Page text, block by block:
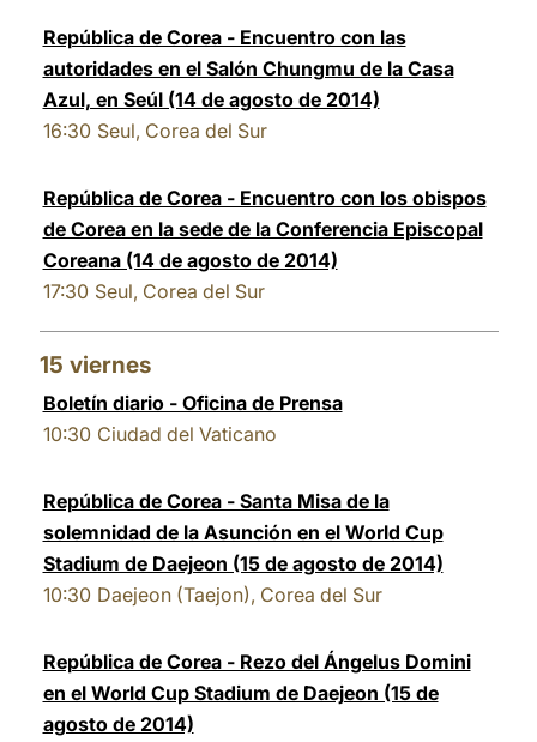
República de Corea - Encuentro con las
autoridades en el Salón Chungmu de la Casa
Azul, en Seúl (14 de agosto de 2014)
16:30 Seul, Corea del Sur
República de Corea - Encuentro con los obispos
de Corea en la sede de la Conferencia Episcopal
Coreana (14 de agosto de 2014)
17:30 Seul, Corea del Sur
15 viernes
Boletín diario - Oficina de Prensa
10:30 Ciudad del Vaticano
República de Corea - Santa Misa de la
solemnidad de la Asunción en el World Cup
Stadium de Daejeon (15 de agosto de 2014)
10:30 Daejeon (Taejon), Corea del Sur
República de Corea - Rezo del Ángelus Domini
en el World Cup Stadium de Daejeon (15 de
agosto de 2014)